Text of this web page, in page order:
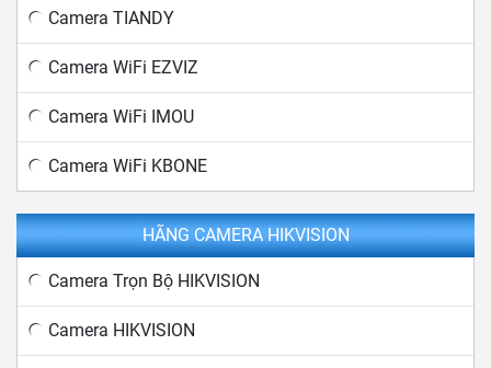
Camera TIANDY
Camera WiFi EZVIZ
Camera WiFi IMOU
Camera WiFi KBONE
HÃNG CAMERA HIKVISION
Camera Trọn Bộ HIKVISION
Camera HIKVISION